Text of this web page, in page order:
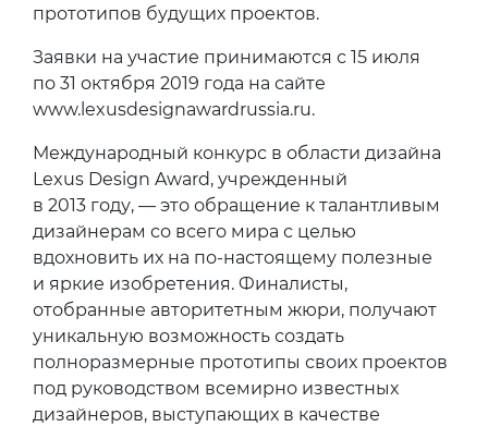
прототипов будущих проектов.
Заявки на участие принимаются с 15 июля
по 31 октября 2019 года на сайте
www.lexusdesignawardrussia.ru.
Международный конкурс в области дизайна
Lexus Design Award, учрежденный
в 2013 году, — это обращение к талантливым
дизайнерам со всего мира с целью
вдохновить их на по-настоящему полезные
и яркие изобретения. Финалисты,
отобранные авторитетным жюри, получают
уникальную возможность создать
полноразмерные прототипы своих проектов
под руководством всемирно известных
дизайнеров, выступающих в качестве